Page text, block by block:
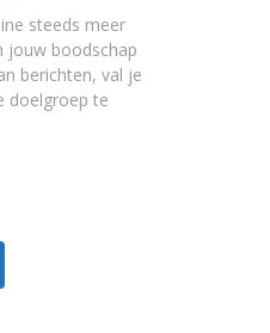
steeds meer
jouw boodschap
berichten, val je
doelgroep te